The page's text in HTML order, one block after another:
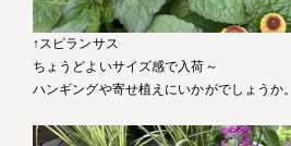
↑スピランサス
ちょうどよいサイズ感で入荷～
ハンギングや寄せ植えにいかがでしょうか。